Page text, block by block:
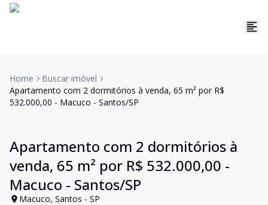
Home
Buscar imóvel
Apartamento com 2 dormitórios à venda, 65 m² por R$
532.000,00 - Macuco - Santos/SP
Apartamento com 2 dormitórios à
venda, 65 m² por R$ 532.000,00 -
Macuco - Santos/SP
Macuco, Santos - SP